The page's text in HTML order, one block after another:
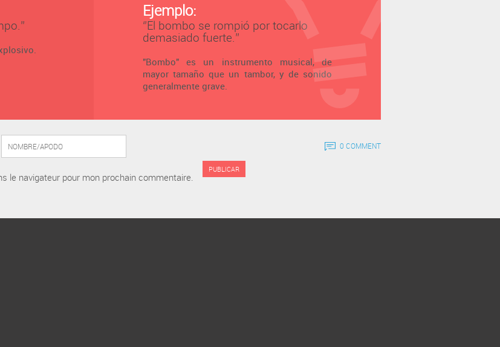
Ejemplo:
‘’El bombo se rompió por tocarlo
demasiado fuerte.’’
"Bombo" es un instrumento musical, de
mayor tamaño que un tambor, y de sonido
generalmente grave.
le navigateur pour mon prochain commentaire.
0 COMMENT